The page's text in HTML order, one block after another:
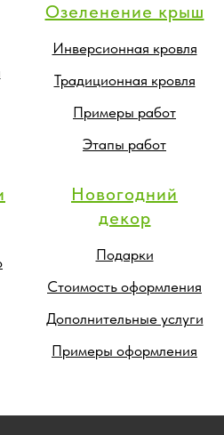
Озеленение крыш
Инверсионная кровля
Традиционная кровля
Примеры работ
Этапы работ
Новогодний
декор
Подарки
Стоимость оформления
Дополнительные услуги
Примеры оформления